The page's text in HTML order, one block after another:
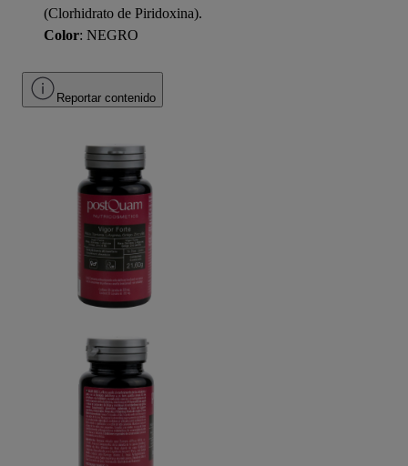
(Clorhidrato de Piridoxina).
Color: NEGRO
Reportar contenido